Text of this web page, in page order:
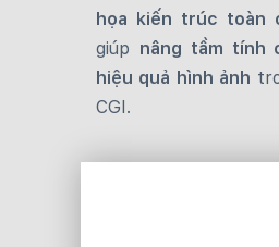
họa kiến trúc toàn
giúp nâng tầm tính
hiệu quả hình ảnh
CGI.